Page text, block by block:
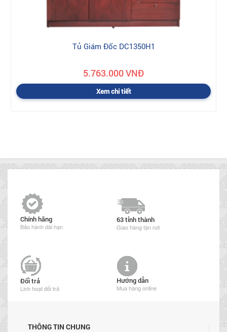
Tủ Giám Đốc DC1350H1
5.763.000 VNĐ
Xem chi tiết
Chính hãng
Bảo hành dài hạn
63 tỉnh thành
Giao hàng tận nơi
Đổi trả
Linh hoạt đổi trả
Hướng dẫn
Mua hàng online
THÔNG TIN CHUNG